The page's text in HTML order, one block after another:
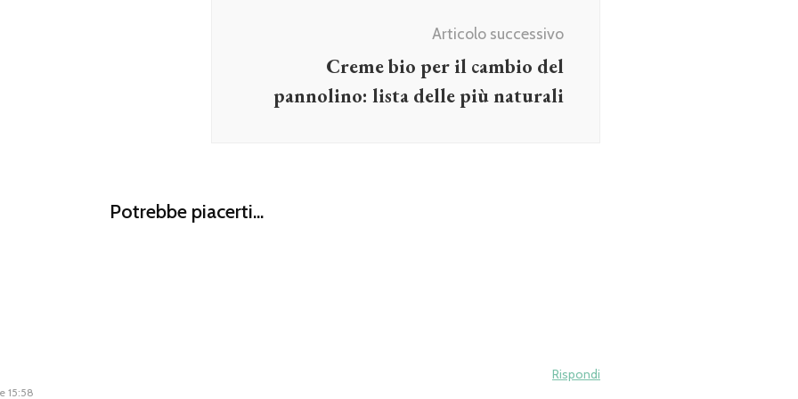
Articolo successivo
Creme bio per il cambio del
pannolino: lista delle più naturali
Potrebbe piacerti...
15:58
Rispondi